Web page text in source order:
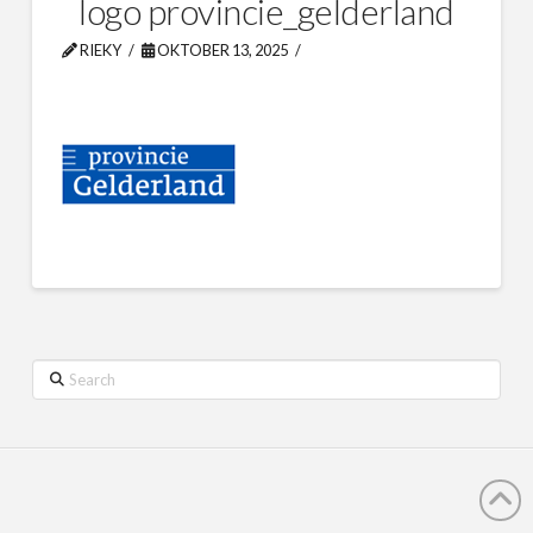
logo provincie_gelderland
RIEKY OKTOBER 13, 2025
Search